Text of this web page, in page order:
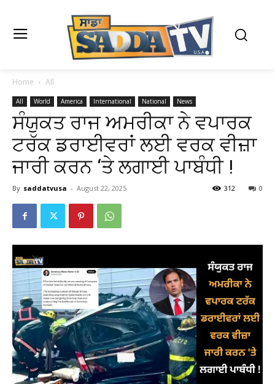
Home All
All World America International National News
ਸੰਯੁਕਤ ਰਾਜ ਅਮਰੀਕਾ ਨੇ ਵਪਾਰਕ
ਟਰੱਕ ਡਰਾਈਵਰਾਂ ਲਈ ਵਰਕ ਵੀਜ਼ਾ
ਜਾਰੀ ਕਰਨ ‘ਤੇ ਲਗਾਈ ਪਾਬੰਧੀ !
By saddatvusa - August 22, 2025 0
312